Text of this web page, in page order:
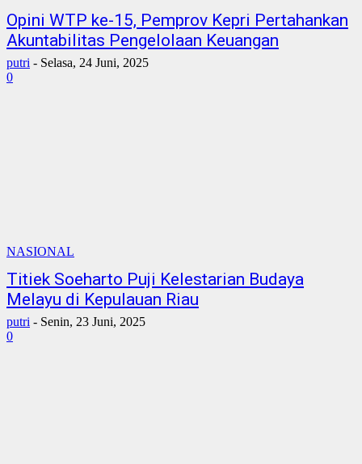
Opini WTP ke-15, Pemprov Kepri Pertahankan
Akuntabilitas Pengelolaan Keuangan
putri - Selasa, 24 Juni, 2025
0
NASIONAL
Titiek Soeharto Puji Kelestarian Budaya
Melayu di Kepulauan Riau
putri - Senin, 23 Juni, 2025
0